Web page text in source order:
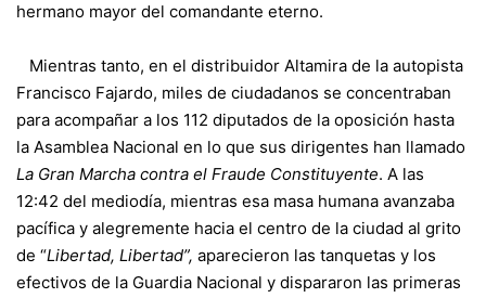
hermano mayor del comandante eterno.
Mientras tanto, en el distribuidor Altamira de la autopista
Francisco Fajardo, miles de ciudadanos se concentraban
para acompañar a los 112 diputados de la oposición hasta
la Asamblea Nacional en lo que sus dirigentes han llamado
La Gran Marcha contra el Fraude Constituyente. A las
12:42 del mediodía, mientras esa masa humana avanzaba
pacífica y alegremente hacia el centro de la ciudad al grito
de “Libertad, Libertad”, aparecieron las tanquetas y los
efectivos de la Guardia Nacional y dispararon las primeras